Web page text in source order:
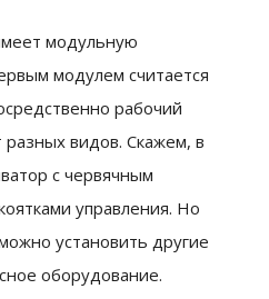
модульную
модулем считается
рабочий
видов. Скажем, в
с червячным
управления. Но
установить другие
оборудование.